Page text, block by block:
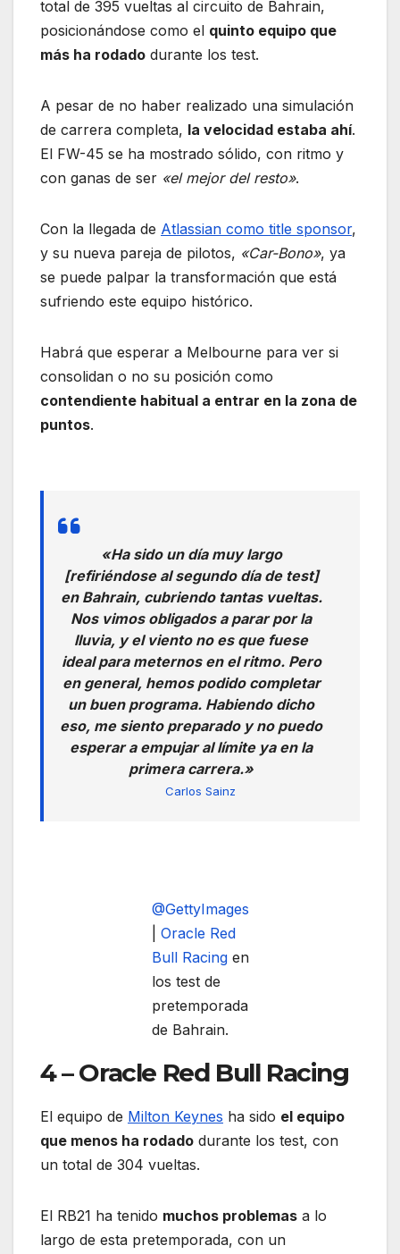
total de 395 vueltas al circuito de Bahrain,
posicionándose como el quinto equipo que
más ha rodado durante los test.
A pesar de no haber realizado una simulación
de carrera completa, la velocidad estaba ahí.
El FW-45 se ha mostrado sólido, con ritmo y
con ganas de ser «el mejor del resto».
Con la llegada de Atlassian como title sponsor,
y su nueva pareja de pilotos, «Car-Bono», ya
se puede palpar la transformación que está
sufriendo este equipo histórico.
Habrá que esperar a Melbourne para ver si
consolidan o no su posición como
contendiente habitual a entrar en la zona de
puntos.
«Ha sido un día muy largo
[refiriéndose al segundo día de test]
en Bahrain, cubriendo tantas vueltas.
Nos vimos obligados a parar por la
lluvia, y el viento no es que fuese
ideal para meternos en el ritmo. Pero
en general, hemos podido completar
un buen programa. Habiendo dicho
eso, me siento preparado y no puedo
esperar a empujar al límite ya en la
primera carrera.»
Carlos Sainz
@GettyImages
Oracle Red
Bull Racingen
los test de
pretemporada
de Bahrain.
4 – Oracle Red Bull Racing
El equipo de Milton Keynes ha sido el equipo
que menos ha rodado durante los test, con
un total de 304 vueltas.
El RB21 ha tenido muchos problemas a lo
largo de esta pretemporada, con un